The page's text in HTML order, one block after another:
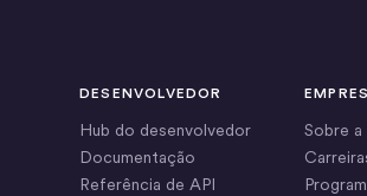
DESENVOLVEDOR
Hub do desenvolvedor
Documentação
Referência de API
Sobre a